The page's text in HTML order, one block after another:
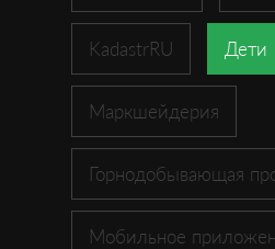
KadastrRU Дети
Маркшейдерия
Горнодобывающая
Мобильное